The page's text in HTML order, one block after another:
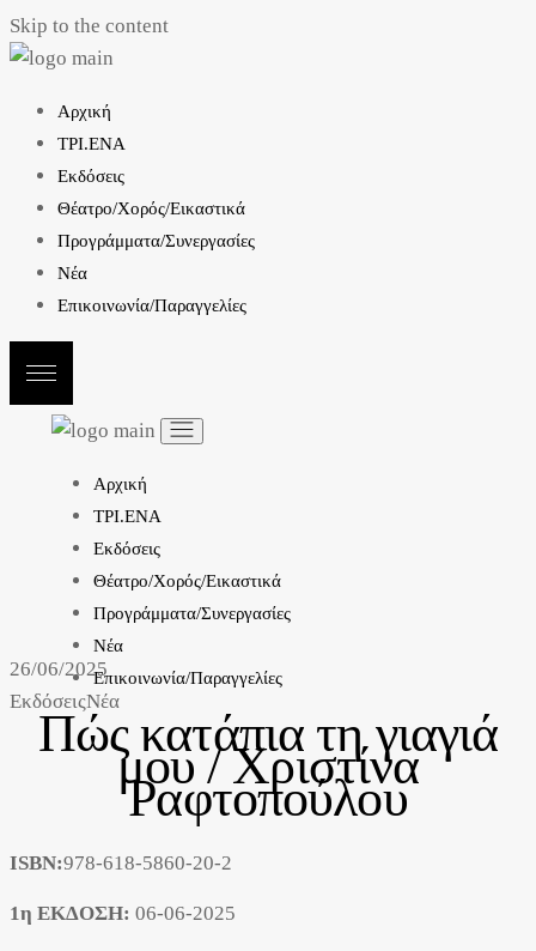
Skip to the content
Αρχική
ΤΡΙ.ΕΝΑ
Εκδόσεις
Θέατρο/Χορός/Εικαστικά
Προγράμματα/Συνεργασίες
Νέα
Επικοινωνία/Παραγγελίες
Αρχική
ΤΡΙ.ΕΝΑ
Εκδόσεις
Θέατρο/Χορός/Εικαστικά
Προγράμματα/Συνεργασίες
Νέα
Επικοινωνία/Παραγγελίες
26/06/2025
ΕκδόσειςΝέα
Πώς κατάπια τη γιαγιά
μου / Χριστίνα
Ραφτοπούλου
ISBN:978-618-5860-20-2
1η ΕΚΔΟΣΗ: 06-06-2025